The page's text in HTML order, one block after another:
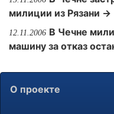
милиции из Рязани →
12.11.2006 В Чечне
машину за отказ
О проекте